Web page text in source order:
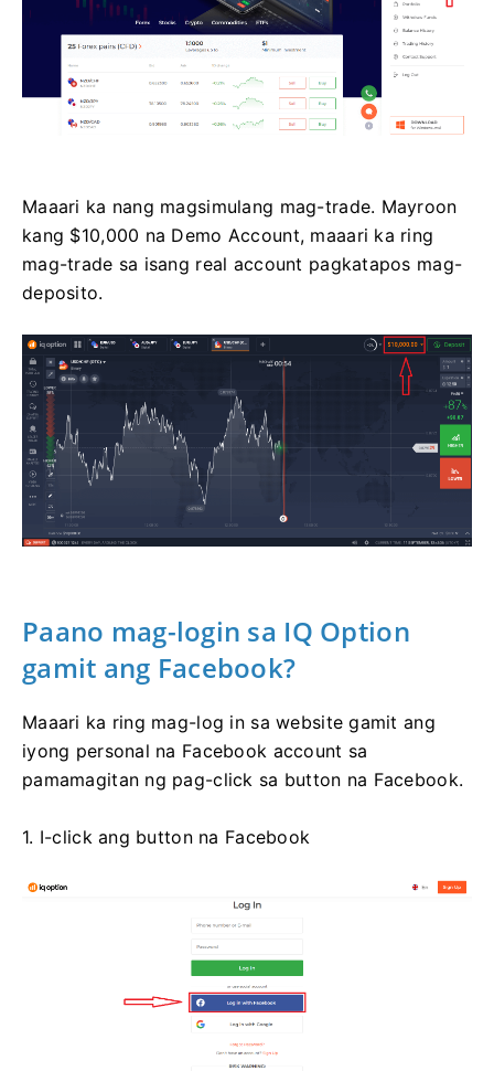
Maaari ka nang magsimulang mag-trade. Mayroon
kang $10,000 na Demo Account, maaari ka ring
mag-trade sa isang real account pagkatapos mag-
deposito.
Paano mag-login sa IQ Option
gamit ang Facebook?
Maaari ka ring mag-log in sa website gamit ang
iyong personal na Facebook account sa
pamamagitan ng pag-click sa button na Facebook.
1. I-click ang button na Facebook